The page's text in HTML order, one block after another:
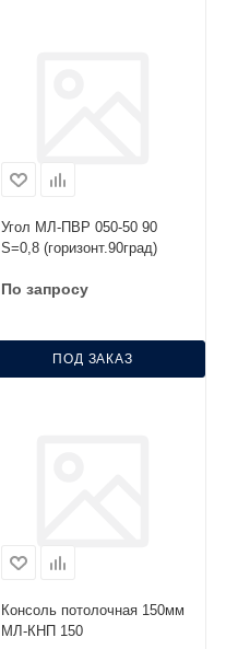
Угол МЛ-ПВР 050-50 90
S=0,8 (горизонт.90град)
По запросу
ПОД ЗАКАЗ
Консоль потолочная 150мм
МЛ-КНП 150